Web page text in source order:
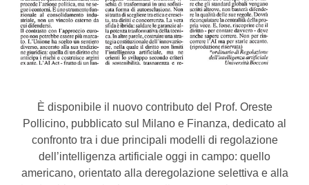
È disponibile il nuovo contributo del Prof. Oreste
Pollicino, pubblicato sul Milano e Finanza, dedicato al
confronto tra i due principali modelli di regolazione
dell’intelligenza artificiale oggi in campo: quello
americano, orientato alla deregolazione selettiva e alla